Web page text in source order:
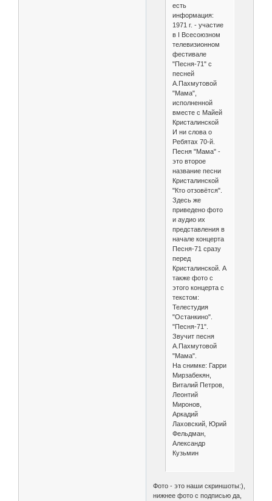
есть
информация:
1971 г. - участие
в I Всесоюзном
телевизионном
фестивале
"Песня-71" с
песней
А.Пахмутовой
"Мама",
исполненной
вместе с Майей
Кристалинской
И ни слова о
Ребятах 70-й.
Песня "Мама" -
это второе
название песни
Кристалинской
"Кто отзовётся".
Здесь же
приведено фото
и аудио их
представления в
начале концерта
Песня-71 сразу
перед
Кристалинской. А
также фото с
этого концерта с
текстом:
Телестудия
"Останкино".
"Песня-71".
Звучит песня
А.Пахмутовой
"Мама".
На снимке: Гарри
Мирзабекян,
Виталий Петров,
Леонтий
Миронов,
Аркадий
Лаховский, Юрий
Фельдман,
Александр
Кузьмин
Фото - это наши скриншоты:),
нижнее фото с подписью да,